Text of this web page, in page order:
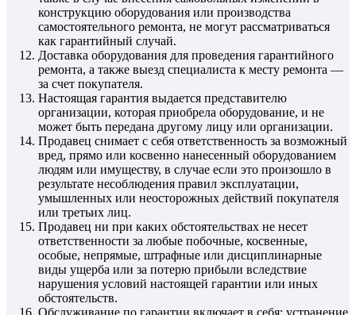
конструкцию оборудования или производства
самостоятельного ремонта, не могут рассматриваться
как гарантийный случай.
Доставка оборудования для проведения гарантийного
ремонта, а также выезд специалиста к месту ремонта —
за счет покупателя.
Настоящая гарантия выдается представителю
организации, которая приобрела оборудование, и не
может быть передана другому лицу или организации.
Продавец снимает с себя ответственность за возможный
вред, прямо или косвенно нанесенный оборудованием
людям или имуществу, в случае если это произошло в
результате несоблюдения правил эксплуатации,
умышленных или неосторожных действий покупателя
или третьих лиц.
Продавец ни при каких обстоятельствах не несет
ответственности за любые побочные, косвенные,
особые, непрямые, штрафные или дисциплинарные
виды ущерба или за потерю прибыли вследствие
нарушения условий настоящей гарантии или иных
обстоятельств.